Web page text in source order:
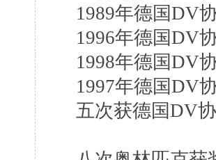
1989年德国DV
1996年德国DV
1998年德国DV
1997年德国DV
五次获德国DV